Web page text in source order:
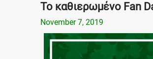
To καθιερωμένο Fan
November 7, 2019